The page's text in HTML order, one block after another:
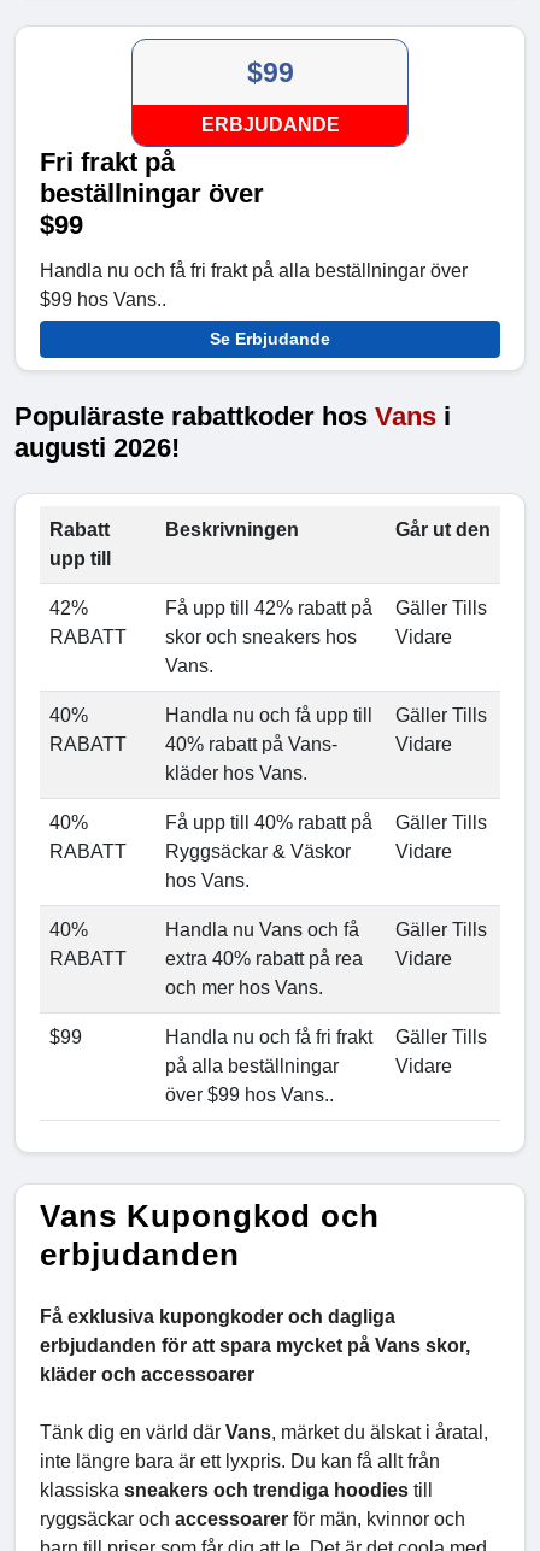
$99
ERBJUDANDE
Fri frakt på
beställningar över
$99
Handla nu och få fri frakt på alla beställningar över
$99 hos Vans..
Se Erbjudande
Populäraste rabattkoder hos Vans i
augusti 2026!
Rabatt
upp till
Beskrivningen Går ut den
42%
RABATT
Få upp till 42% rabatt på
skor och sneakers hos
Vans.
Gäller Tills
Vidare
40%
RABATT
Handla nu och få upp till
40% rabatt på Vans-
kläder hos Vans.
Gäller Tills
Vidare
40%
RABATT
Få upp till 40% rabatt på
Ryggsäckar & Väskor
hos Vans.
Gäller Tills
Vidare
40%
RABATT
Handla nu Vans och få
extra 40% rabatt på rea
och mer hos Vans.
Gäller Tills
Vidare
$99
Handla nu och få fri frakt
på alla beställningar
över $99 hos Vans..
Gäller Tills
Vidare
Vans Kupongkod och
erbjudanden
Få exklusiva kupongkoder och dagliga
erbjudanden för att spara mycket på Vans skor,
kläder och accessoarer
Tänk dig en värld där Vans, märket du älskat i åratal,
inte längre bara är ett lyxpris. Du kan få allt från
klassiska sneakers och trendiga hoodies till
ryggsäckar och accessoarer för män, kvinnor och